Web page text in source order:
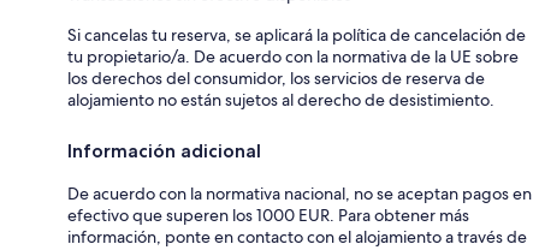
Si cancelas tu reserva, se aplicará la política de cancelación de
tu propietario/a. De acuerdo con la normativa de la UE sobre
los derechos del consumidor, los servicios de reserva de
alojamiento no están sujetos al derecho de desistimiento.
Información adicional
De acuerdo con la normativa nacional, no se aceptan pagos en
efectivo que superen los 1000 EUR. Para obtener más
información, ponte en contacto con el alojamiento a través de